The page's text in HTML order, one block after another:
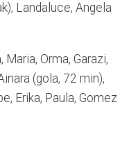
Landaluce, Angela
Maria, Orma, Garazi,
(gola, 72 min),
Erika, Paula, Gomez